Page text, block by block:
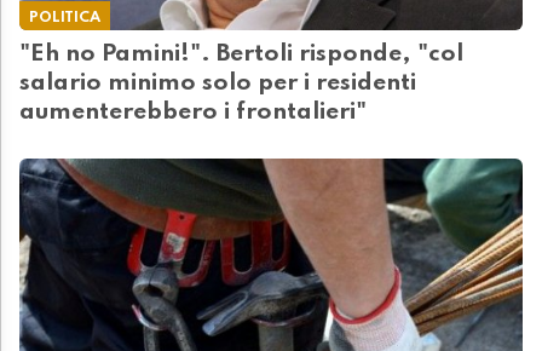
POLITICA
"Eh no Pamini!". Bertoli risponde, "col
salario minimo solo per i residenti
aumenterebbero i frontalieri"